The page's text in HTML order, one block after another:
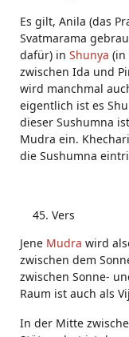
Es gilt, Anila (das
Svatmarama
dafür) in Shunya (in
zwischen Ida und
wird manchmal
eigentlich ist es
dieser Sushumna
Mudra ein.
die Sushumna
Vers
Jene Mudra wird
zwischen dem
zwischen Sonne-
Raum ist auch als
In der Mitte